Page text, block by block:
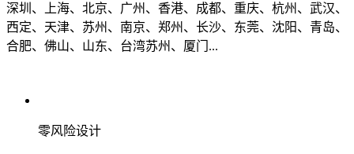
深圳、上海、北京、广州、香港、成都、重庆、杭州、武汉、
西定、天津、苏州、南京、郑州、长沙、东莞、沈阳、青岛、
合肥、佛山、山东、台湾苏州、厦门...
零风险设计